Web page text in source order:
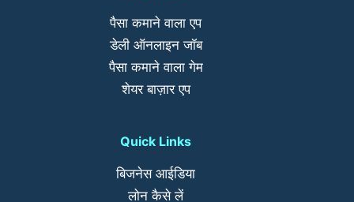
emphasizing the movement and
power of both the man and the
horse, much
like a dramatic Bollywood
action movie sequence.
पैसा कमाने वाला एप
डेली ऑनलाइन जॉब
पैसा कमाने वाला गेम
शेयर बाज़ार एप
Quick Links
बिजनेस आईडिया
लोन कैसे लें